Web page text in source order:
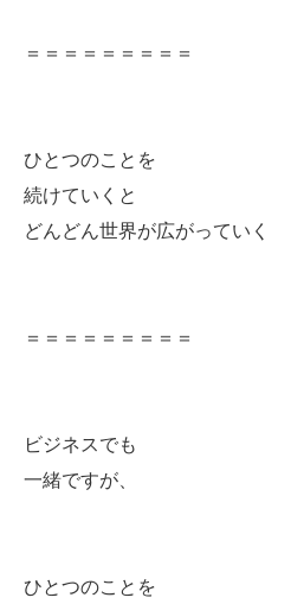
＝＝＝＝＝＝＝＝＝
ひとつのことを
続けていくと
どんどん世界が広がっていく
＝＝＝＝＝＝＝＝＝
ビジネスでも
一緒ですが、
ひとつのことを